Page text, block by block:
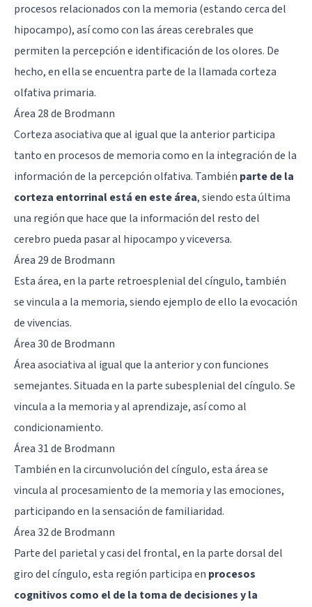
procesos relacionados con la memoria (estando cerca del
hipocampo), así como con las áreas cerebrales que
permiten la percepción e identificación de los olores. De
hecho, en ella se encuentra parte de la llamada corteza
olfativa primaria.
Área 28 de Brodmann
Corteza asociativa que al igual que la anterior participa
tanto en procesos de memoria como en la integración de la
información de la percepción olfativa. También parte de la
corteza entorrinal está en este área, siendo esta última
una región que hace que la información del resto del
cerebro pueda pasar al hipocampo y viceversa.
Área 29 de Brodmann
Esta área, en la parte retroesplenial del cíngulo, también
se vincula a la memoria, siendo ejemplo de ello la evocación
de vivencias.
Área 30 de Brodmann
Área asociativa al igual que la anterior y con funciones
semejantes. Situada en la parte subesplenial del cíngulo. Se
vincula a la memoria y al aprendizaje, así como al
condicionamiento.
Área 31 de Brodmann
También en la circunvolución del cíngulo, esta área se
vincula al procesamiento de la memoria y las emociones,
participando en la sensación de familiaridad.
Área 32 de Brodmann
Parte del parietal y casi del frontal, en la parte dorsal del
giro del cíngulo, esta región participa en procesos
cognitivos como el de la toma de decisiones y la